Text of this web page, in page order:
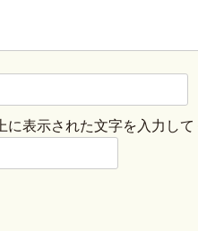
上に表示された文字を入力して